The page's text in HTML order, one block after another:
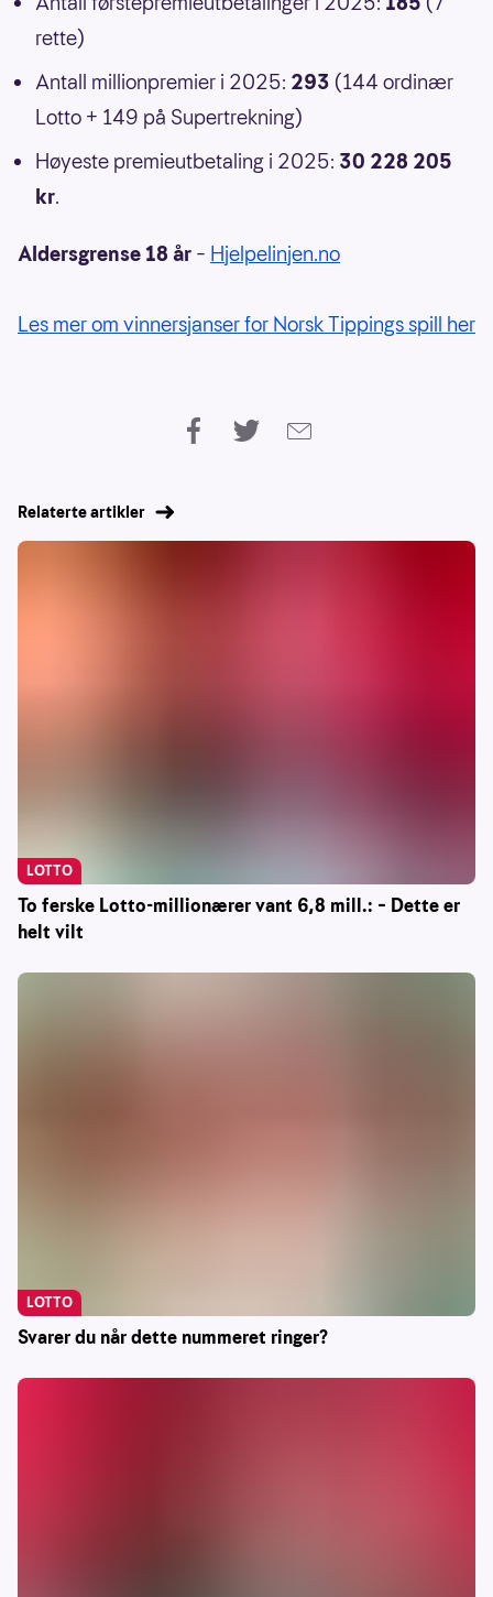
rette)
Antall millionpremier i 2025: 293 (144 ordinær
Lotto + 149 på Supertrekning)
Høyeste premieutbetaling i 2025: 30 228 205
kr.
Aldersgrense 18 år – Hjelpelinjen.no
Les mer om vinnersjanser for Norsk Tippings spill her
Relaterte artikler
To ferske Lotto-millionærer vant 6,8 mill.: – Dette er
helt vilt
LOTTO
Svarer du når dette nummeret ringer?
LOTTO